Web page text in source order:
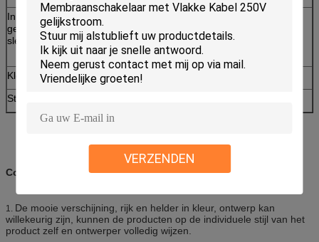
VERZENDEN
In reliëf
gemaakte
sleutels
koepels zonder in reliëf gemaakte sleutels,
maakten sleutels zonder koepels, in reliëf
gemaakte sleutels en koepels in reliëf
Kleefstof
3M467,3M468, en geen kleefstof
Staart
Concurrentievoordeel:
1. De mooie verschijning, rijk en helder in kleur, ontwerp kan
willekeurig zijn, kunnen de producten op de individuele stijl van het
product zelf en ontwerper volledig wijzen.